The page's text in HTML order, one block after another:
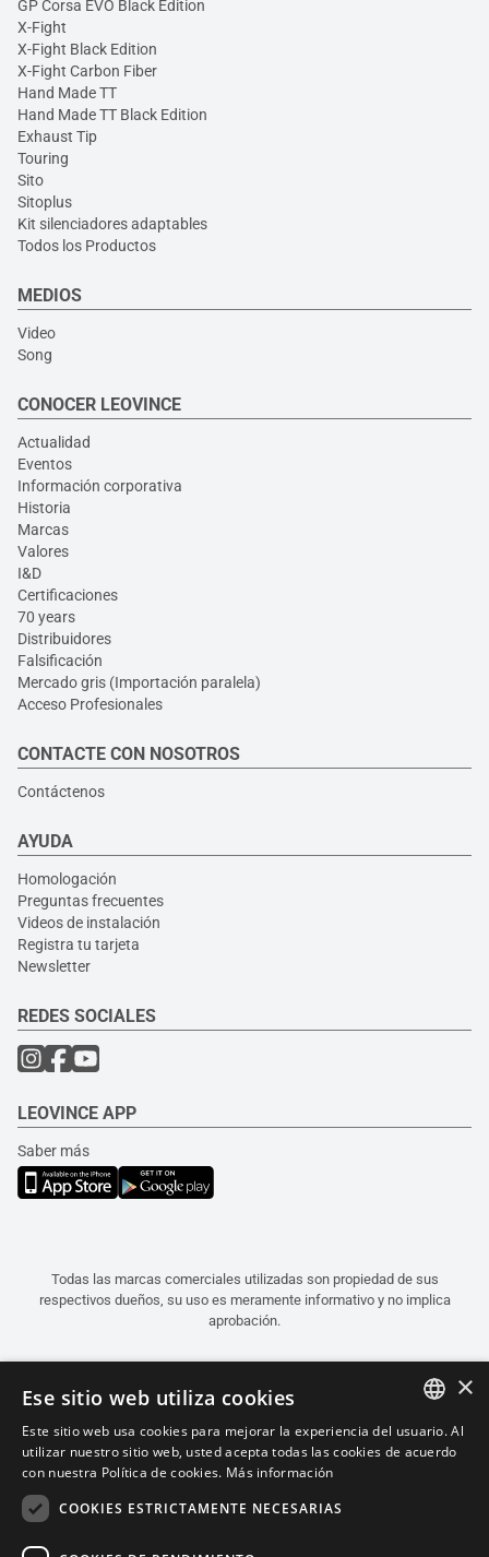
GP Corsa EVO Black Edition
X-Fight
X-Fight Black Edition
X-Fight Carbon Fiber
Hand Made TT
Hand Made TT Black Edition
Exhaust Tip
Touring
Sito
Sitoplus
Kit silenciadores adaptables
Todos los Productos
MEDIOS
Video
Song
CONOCER LEOVINCE
Actualidad
Eventos
Información corporativa
Historia
Marcas
Valores
I&D
Certificaciones
70 years
Distribuidores
Falsificación
Mercado gris (Importación paralela)
Acceso Profesionales
CONTACTE CON NOSOTROS
Contáctenos
AYUDA
Homologación
Preguntas frecuentes
Videos de instalación
Registra tu tarjeta
Newsletter
REDES SOCIALES
LEOVINCE APP
Saber más
Todas las marcas comerciales utilizadas son propiedad de sus
respectivos dueños, su uso es meramente informativo y no implica
aprobación.
ITALIAN
×
Ese sitio web utiliza cookies
Este sitio web usa cookies para mejorar la experiencia del usuario. Al
utilizar nuestro sitio web, usted acepta todas las cookies de acuerdo
con nuestra Política de cookies. Más información
COOKIES ESTRICTAMENTE NECESARIAS